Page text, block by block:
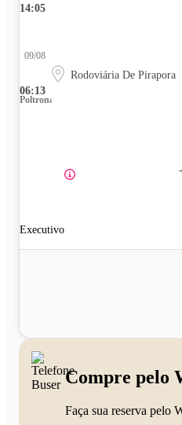
14:05
06:13
09/08
Rodoviária De Pirapora
Poltrona
Executivo
Compre pelo
Faça sua reserva pelo